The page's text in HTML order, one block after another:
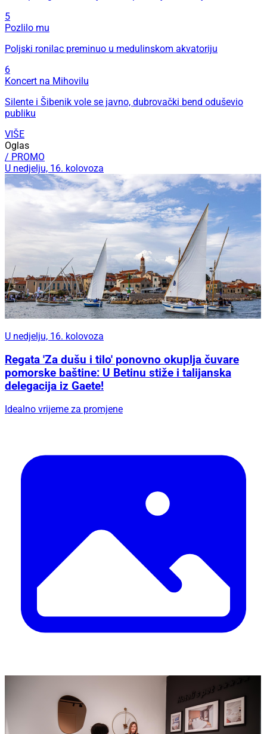
5
Pozlilo mu
Poljski ronilac preminuo u medulinskom akvatoriju
6
Koncert na Mihovilu
Silente i Šibenik vole se javno, dubrovački bend oduševio
publiku
VIŠE
Oglas
/ PROMO
U nedjelju, 16. kolovoza
U nedjelju, 16. kolovoza
Regata 'Za dušu i tilo' ponovno okuplja čuvare
pomorske baštine: U Betinu stiže i talijanska
delegacija iz Gaete!
Idealno vrijeme za promjene